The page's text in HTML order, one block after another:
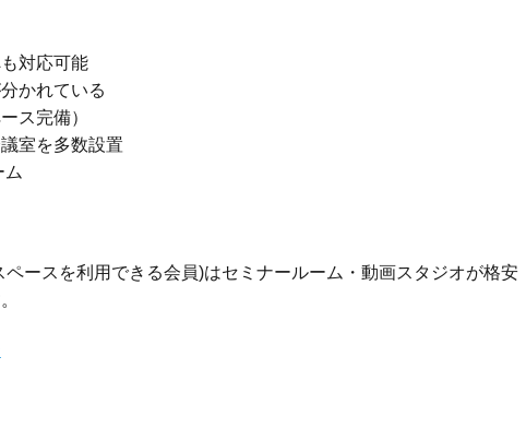
対応可能
かれている
ス完備）
室を多数設置
ム
ースを利用できる会員)はセミナールーム・動画スタジオが格安